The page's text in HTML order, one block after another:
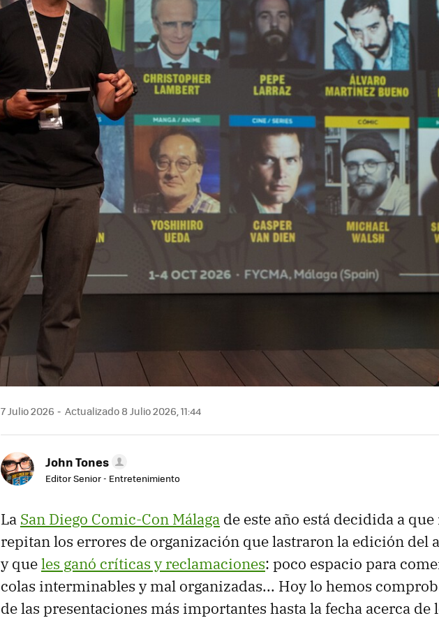
7 Julio 2026 Actualizado 8 Julio 2026, 11:44
John Tones
Editor Senior - Entretenimiento
La San Diego Comic-Con Málaga de este año está decidida a que
repitan los errores de organización que lastraron la edición del
y queles ganó críticas y reclamaciones: poco espacio para
colas interminables y mal organizadas... Hoy lo hemos
de las presentaciones más importantes hasta la fecha acerca de